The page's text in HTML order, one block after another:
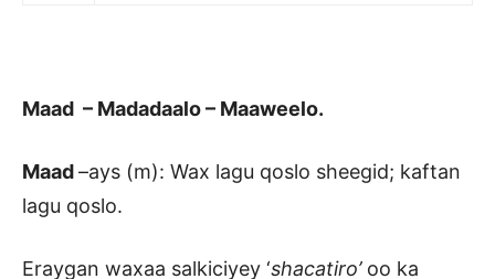
Maad – Madadaalo – Maaweelo.
Maad–ays (m): Wax lagu qoslo sheegid; kaftan
lagu qoslo.
Eraygan waxaa salkiciyey ‘shacatiro’ oo ka